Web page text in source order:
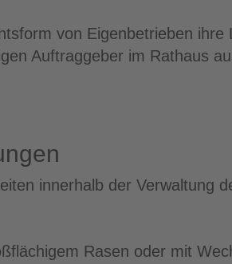
von Eigenbetrieben ihre
Auftraggeber im Rathaus
innerhalb der Verwaltung
Rasen oder mit